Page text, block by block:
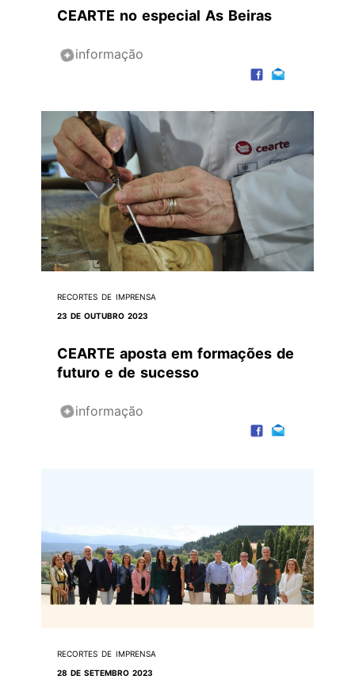
CEARTE no especial As Beiras
informação
RECORTES DE IMPRENSA
23 DE OUTUBRO 2023
CEARTE aposta em formações de
futuro e de sucesso
informação
RECORTES DE IMPRENSA
28 DE SETEMBRO 2023